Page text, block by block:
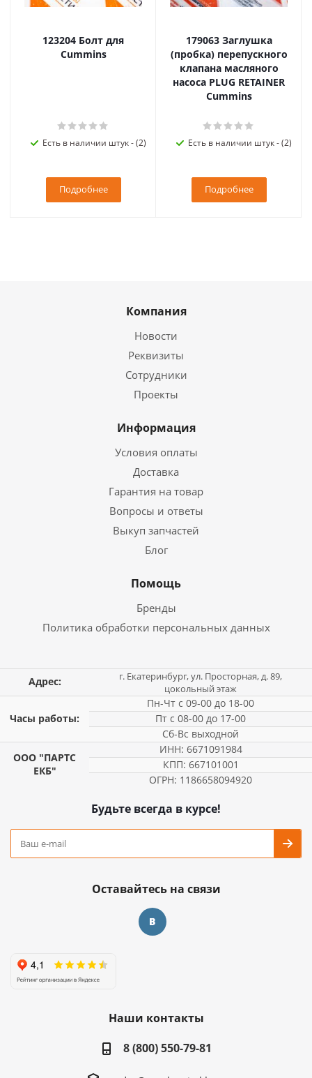
123204 Болт для
Cummins
Есть в наличии штук - (2)
Подробнее
179063 Заглушка
(пробка) перепускного
клапана масляного
насоса PLUG RETAINER
Cummins
Есть в наличии штук - (2)
Подробнее
Компания
Новости
Реквизиты
Сотрудники
Проекты
Информация
Условия оплаты
Доставка
Гарантия на товар
Вопросы и ответы
Выкуп запчастей
Блог
Помощь
Бренды
Политика обработки персональных данных
Адрес:
г. Екатеринбург, ул. Просторная, д. 89,
цокольный этаж
Часы работы:
Пн-Чт с 09-00 до 18-00
Пт с 08-00 до 17-00
Сб-Вс выходной
ООО "ПАРТС
ЕКБ"
ИНН: 6671091984
КПП: 667101001
ОГРН: 1186658094920
Будьте всегда в курсе!
Оставайтесь на связи
Наши контакты
8 (800) 550-79-81